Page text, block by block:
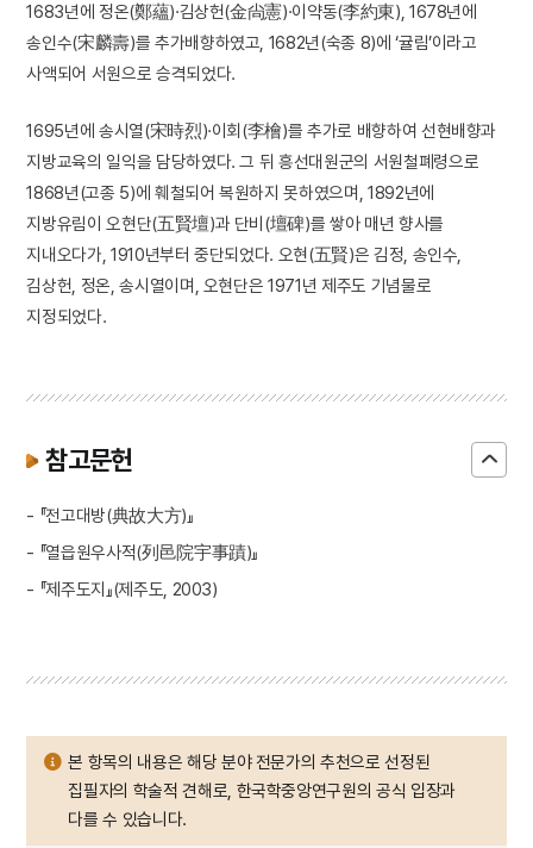
1683년에 정온(鄭蘊)·김상헌(金尙憲)·이약동(李約東), 1678년에
송인수(宋麟壽)를 추가배향하였고, 1682년(숙종 8)에 ‘귤림’이라고
사액되어 서원으로 승격되었다.
1695년에 송시열(宋時烈)·이회(李檜)를 추가로 배향하여 선현배향과
지방교육의 일익을 담당하였다. 그 뒤 흥선대원군의 서원철폐령으로
1868년(고종 5)에 훼철되어 복원하지 못하였으며, 1892년에
지방유림이 오현단(五賢壇)과 단비(壇碑)를 쌓아 매년 향사를
지내오다가, 1910년부터 중단되었다. 오현(五賢)은 김정, 송인수,
김상헌, 정온, 송시열이며, 오현단은 1971년 제주도 기념물로
지정되었다.
참고문헌
- 『전고대방(典故大方)』
- 『열읍원우사적(列邑院宇事蹟)』
- 『제주도지』(제주도, 2003)
본 항목의 내용은 해당 분야 전문가의 추천으로 선정된
집필자의 학술적 견해로, 한국학중앙연구원의 공식 입장과
다를 수 있습니다.